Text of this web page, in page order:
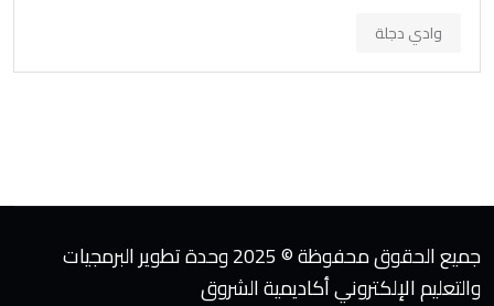
وادي دجلة
جميع الحقوق محفوظة © 2025 وحدة تطوير البرمجيات
والتعليم الإلكتروني أكاديمية الشروق